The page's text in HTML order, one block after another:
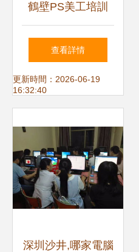
鶴壁PS美工培訓
藍天電腦培訓學校
打造專業技能新高
查看詳情
更新時間：2026-06-19
16:32:40
深圳沙井,哪家電腦